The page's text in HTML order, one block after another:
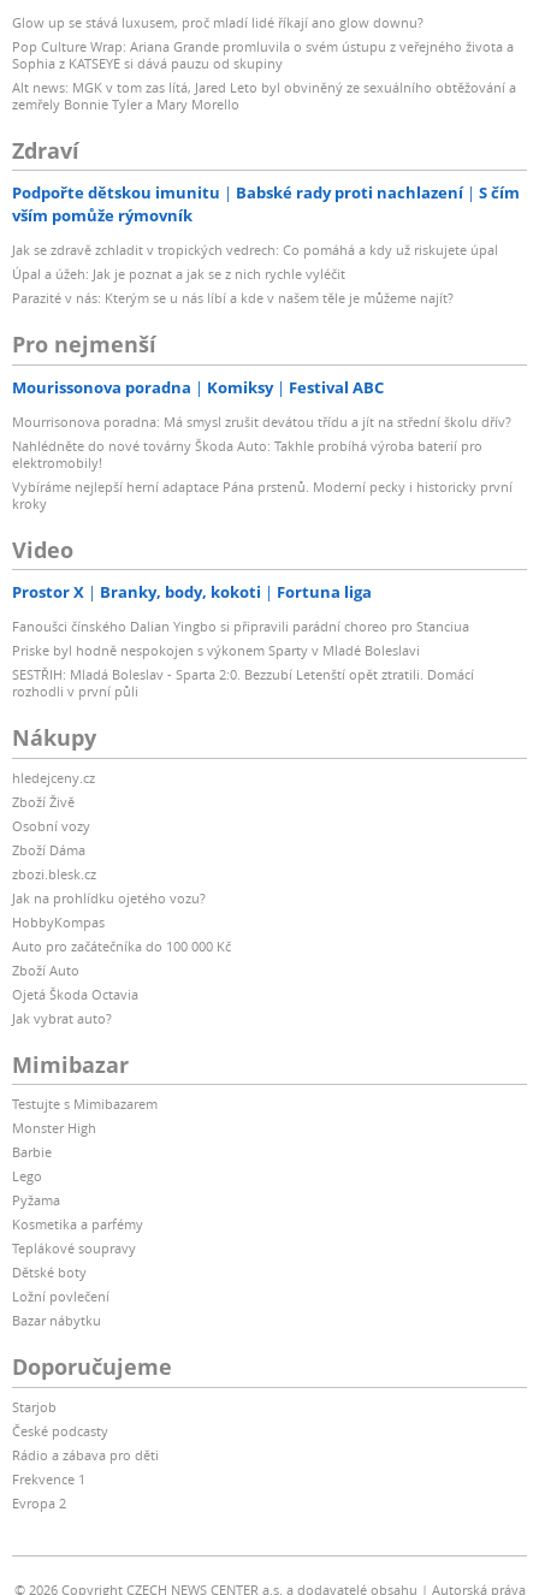
Glow up se stává luxusem, proč mladí lidé říkají ano glow downu?
Pop Culture Wrap: Ariana Grande promluvila o svém ústupu z veřejného života a
Sophia z KATSEYE si dává pauzu od skupiny
Alt news: MGK v tom zas lítá, Jared Leto byl obviněný ze sexuálního obtěžování a
zemřely Bonnie Tyler a Mary Morello
Zdraví
Podpořte dětskou imunitu Babské rady proti nachlazení
S čím
vším pomůže rýmovník
Jak se zdravě zchladit v tropických vedrech: Co pomáhá a kdy už riskujete úpal
Úpal a úžeh: Jak je poznat a jak se z nich rychle vyléčit
Parazité v nás: Kterým se u nás líbí a kde v našem těle je můžeme najít?
Pro nejmenší
Mourissonova poradna Komiksy Festival ABC
Mourrisonova poradna: Má smysl zrušit devátou třídu a jít na střední školu dřív?
Nahlédněte do nové továrny Škoda Auto: Takhle probíhá výroba baterií pro
elektromobily!
Vybíráme nejlepší herní adaptace Pána prstenů. Moderní pecky i historicky první
kroky
Video
Prostor X Branky, body, kokoti Fortuna liga
Fanoušci čínského Dalian Yingbo si připravili parádní choreo pro Stanciua
Priske byl hodně nespokojen s výkonem Sparty v Mladé Boleslavi
SESTŘIH: Mladá Boleslav - Sparta 2:0. Bezzubí Letenští opět ztratili. Domácí
rozhodli v první půli
Nákupy
hledejceny.cz
Zboží Živě
Osobní vozy
Zboží Dáma
zbozi.blesk.cz
Jak na prohlídku ojetého vozu?
HobbyKompas
Auto pro začátečníka do 100 000 Kč
Zboží Auto
Ojetá Škoda Octavia
Jak vybrat auto?
Mimibazar
Testujte s Mimibazarem
Monster High
Barbie
Lego
Pyžama
Kosmetika a parfémy
Teplákové soupravy
Dětské boty
Ložní povlečení
Bazar nábytku
Doporučujeme
Starjob
České podcasty
Rádio a zábava pro děti
Frekvence 1
Evropa 2
© 2026 Copyright CZECH NEWS CENTER a.s. a dodavatelé obsahu Autorská práva